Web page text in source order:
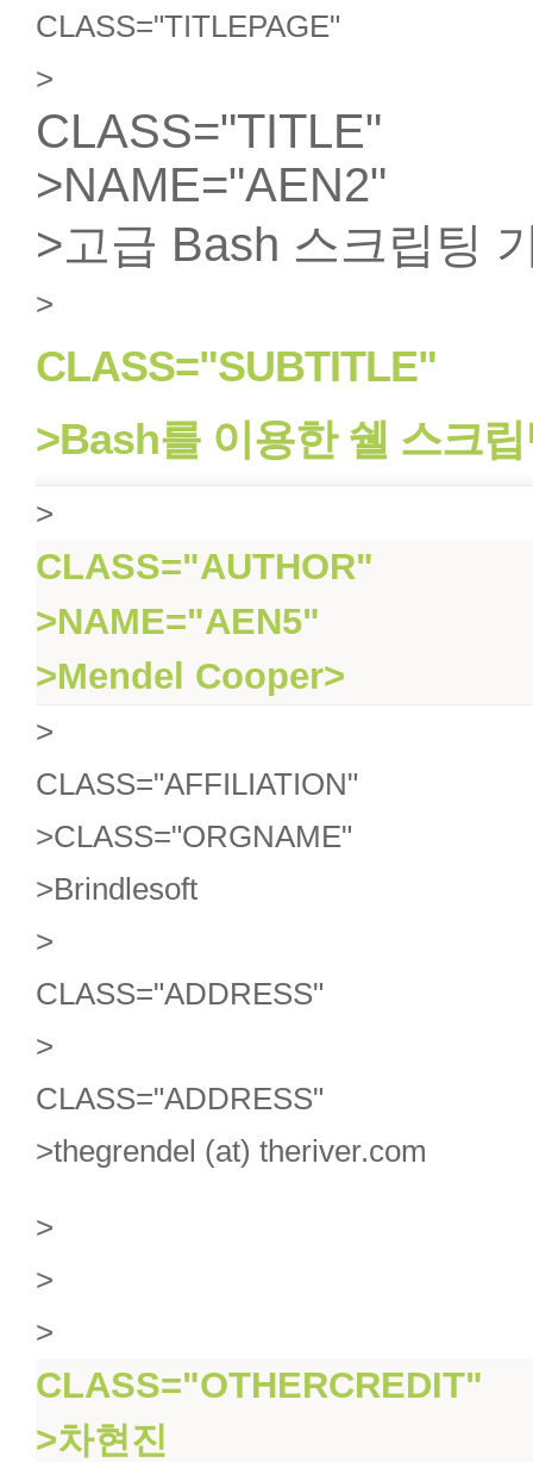
CLASS="TITLEPAGE"
>
CLASS="TITLE"
>NAME="AEN2"
>고급 Bash 스크립팅
>
CLASS="SUBTITLE"
>Bash를 이용한 쉘 스크
>
CLASS="AUTHOR"
>NAME="AEN5"
>Mendel Cooper>
>
CLASS="AFFILIATION"
>CLASS="ORGNAME"
>Brindlesoft
>
CLASS="ADDRESS"
>
CLASS="ADDRESS"
>thegrendel (at) theriver.com
>
>
>
CLASS="OTHERCREDIT"
>차현진